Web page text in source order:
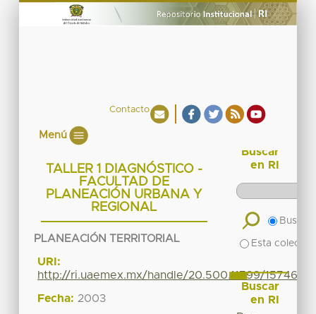
Contacto
Menú
TALLER 1 DIAGNÓSTICO -
FACULTAD DE
PLANEACIÓN URBANA Y
REGIONAL
PLANEACIÓN TERRITORIAL
URI:
http://ri.uaemex.mx/handle/20.500.11799/15746
Fecha: 2003
Buscar
en RI
Buscar
Esta
Buscar
en RI